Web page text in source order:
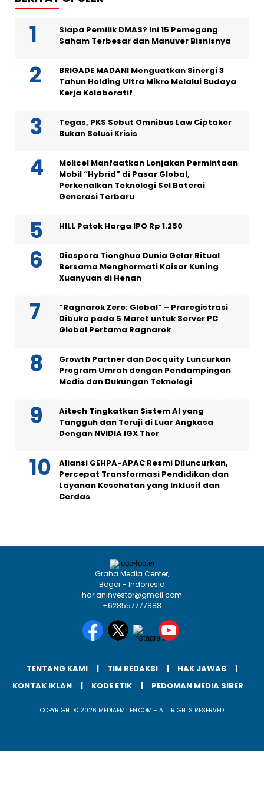
Siapa Pemilik DMAS? Ini 15 Pemegang
Saham Terbesar dan Manuver Bisnisnya
BRIGADE MADANI Menguatkan Sinergi 3
Tahun Holding Ultra Mikro Melalui Budaya
Kerja Kolaboratif
Tegas, PKS Sebut Omnibus Law Ciptaker
Bukan Solusi Krisis
Molicel Manfaatkan Lonjakan Permintaan
Mobil “Hybrid” di Pasar Global,
Perkenalkan Teknologi Sel Baterai
Generasi Terbaru
HILL Patok Harga IPO Rp 1.250
Diaspora Tionghua Dunia Gelar Ritual
Bersama Menghormati Kaisar Kuning
Xuanyuan di Henan
“Ragnarok Zero: Global” – Praregistrasi
Dibuka pada 5 Maret untuk Server PC
Global Pertama Ragnarok
Growth Partner dan Docquity Luncurkan
Program Umrah dengan Pendampingan
Medis dan Dukungan Teknologi
Aitech Tingkatkan Sistem AI yang
Tangguh dan Teruji di Luar Angkasa
Dengan NVIDIA IGX Thor
Aliansi GEHPA-APAC Resmi Diluncurkan,
Percepat Transformasi Pendidikan dan
Layanan Kesehatan yang Inklusif dan
Cerdas
Graha Media Center,
Bogor - Indonesia
harianinvestor@gmail.com
+628557777888
TENTANG KAMI TIM REDAKSI
HAK JAWAB
KONTAK IKLAN
KODE ETIK PEDOMAN MEDIA SIBER
COPYRIGHT © 2026 MEDIAEMITEN.COM - ALL RIGHTS RESERVED